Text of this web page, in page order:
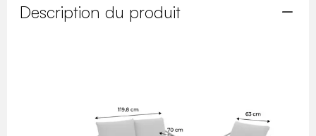
Description du produit